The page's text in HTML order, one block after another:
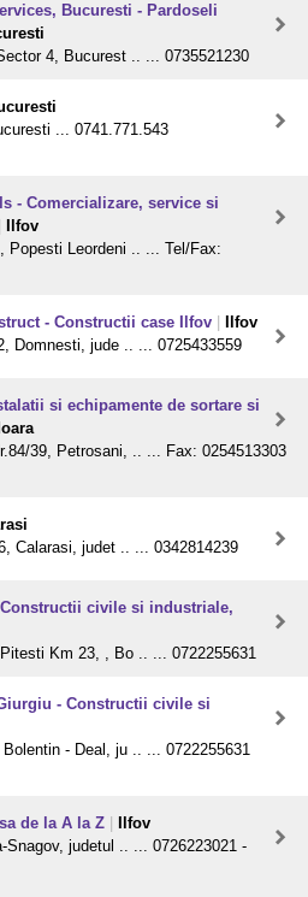
Bucuresti - Pardoseli
4, Bucurest .. ... 0735521230
... 0741.771.543
- Comercializare, service si
Ilfov
Popesti Leordeni .. ... Tel/Fax:
- Constructii case Ilfov
Ilfov
Domnesti, jude .. ... 0725433559
si echipamente de sortare si
39, Petrosani, .. ... Fax: 0254513303
Calarasi, judet .. ... 0342814239
civile si industriale,
Km 23, , Bo .. ... 0722255631
- Constructii civile si
- Deal, ju .. ... 0722255631
de la A la Z
Ilfov
Snagov, judetul .. ... 0726223021 -